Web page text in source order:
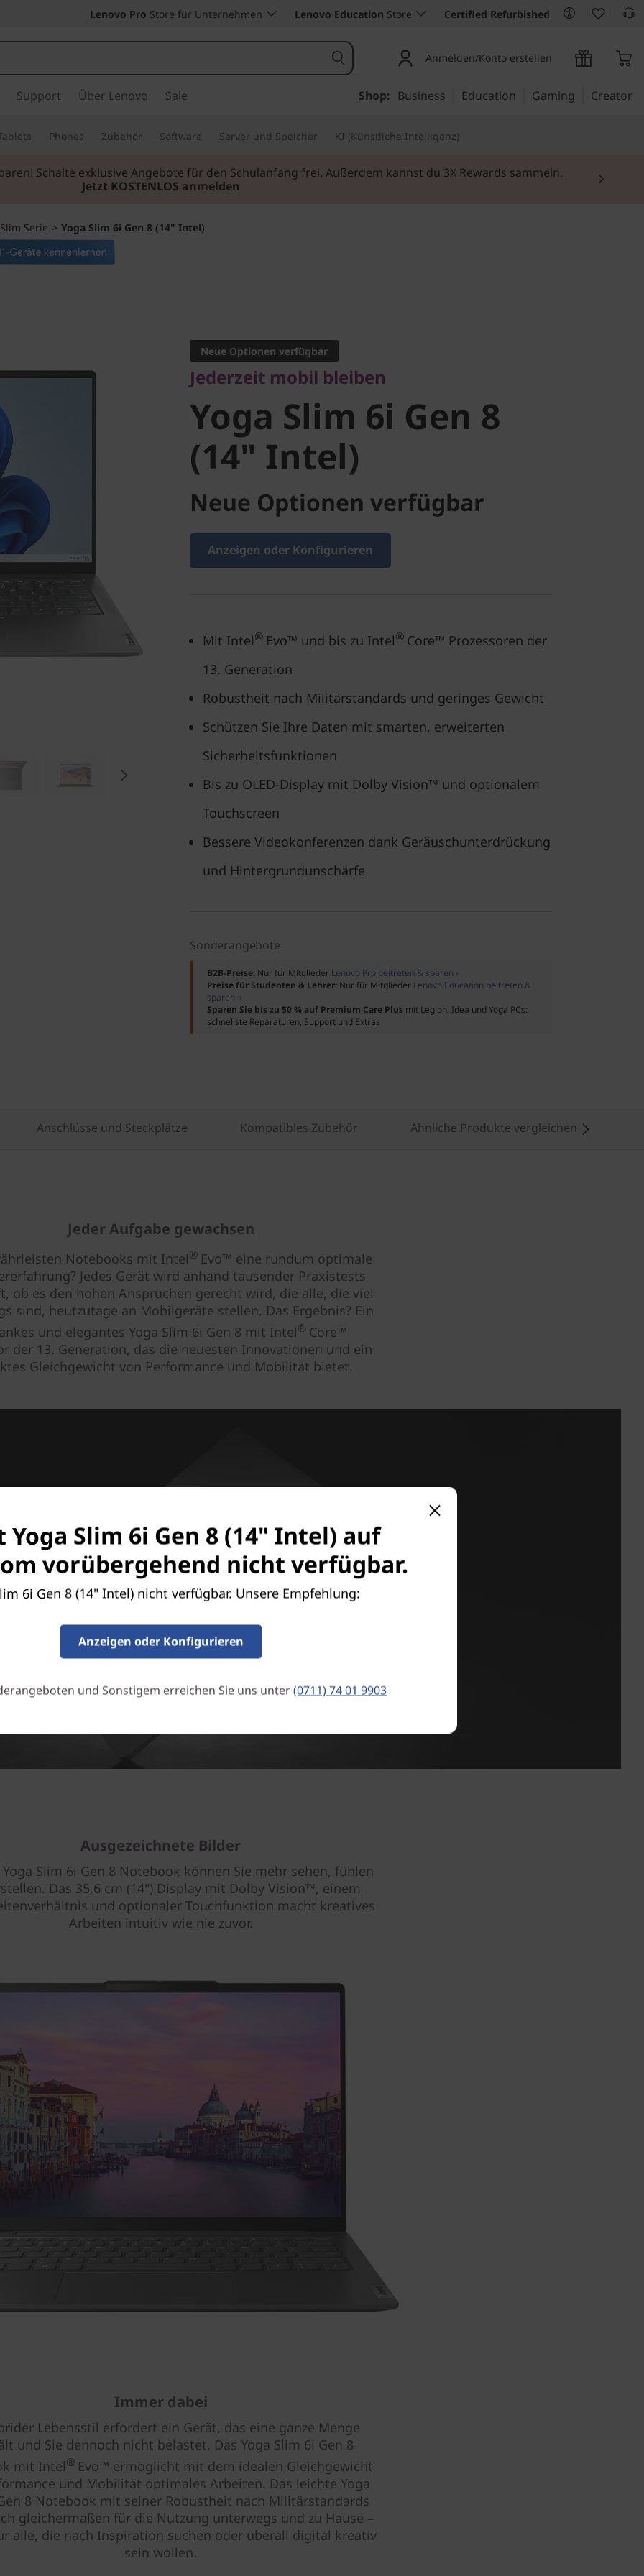
Lenovo Pro Store für Unternehmen Lenovo Education Store Certified Refurbished
Anmelden/Konto erstellen
Support Über Lenovo Sale Shop: Business Education Gaming Creator
Phones Zubehör Software Server und Speicher KI (Künstliche Intelligenz)
Schalte exklusive Angebote für den Schulanfang frei. Außerdem kannst du 3X Rewards sammeln.
Jetzt KOSTENLOS anmelden
Serie > Yoga Slim 6i Gen 8 (14" Intel)
Yoga Slim 6i Gen 8
(14" Intel)
Neue Optionen verfügbar
Jederzeit mobil bleiben
Yoga Slim 6i Gen 8
(14" Intel)
Neue Optionen verfügbar
Anzeigen oder Konfigurieren
Mit Intel® Evo™ und bis zu Intel® Core™ Prozessoren der
13. Generation
Robustheit nach Militärstandards und geringes Gewicht
Schützen Sie Ihre Daten mit smarten, erweiterten
Sicherheitsfunktionen
Bis zu OLED-Display mit Dolby Vision™ und optionalem
Touchscreen
Bessere Videokonferenzen dank Geräuschunterdrückung
und Hintergrundunschärfe
Sonderangebote
B2B-Preise: Nur für Mitglieder Lenovo Pro beitreten & sparen ›
Preise für Studenten & Lehrer: Nur für Mitglieder Lenovo Education beitreten &
sparen ›
Sparen Sie bis zu 50 % auf Premium Care Plus mit Legion, Idea und Yoga PCs:
schnellste Reparaturen, Support und Extras
Anschlüsse und Steckplätze Kompatibles Zubehör Ähnliche Produkte vergleichen
Jeder Aufgabe gewachsen
Notebooks mit Intel® Evo™ eine rundum optimale
Jedes Gerät wird anhand tausender Praxistests
ob es den hohen Ansprüchen gerecht wird, die alle, die viel
sind, heutzutage an Mobilgeräte stellen. Das Ergebnis? Ein
und elegantes Yoga Slim 6i Gen 8 mit Intel® Core™
der 13. Generation, das die neuesten Innovationen und ein
Gleichgewicht von Performance und Mobilität bietet.
Ausgezeichnete Bilder
Slim 6i Gen 8 Notebook können Sie mehr sehen, fühlen
Das 35,6 cm (14") Display mit Dolby Vision™, einem
und optionaler Touchfunktion macht kreatives
Arbeiten intuitiv wie nie zuvor.
Immer dabei
Lebensstil erfordert ein Gerät, das eine ganze Menge
und Sie dennoch nicht belastet. Das Yoga Slim 6i Gen 8
mit Intel® Evo™ ermöglicht mit dem idealen Gleichgewicht
und Mobilität optimales Arbeiten. Das leichte Yoga
8 Notebook mit seiner Robustheit nach Militärstandards
gleichermaßen für die Nutzung unterwegs und zu Hause –
alle, die nach Inspiration suchen oder überall digital kreativ
sein wollen.
Yoga Slim 6i Gen 8 (14" Intel) auf
vorübergehend nicht verfügbar.
6i Gen 8 (14" Intel) nicht verfügbar. Unsere Empfehlung:
Anzeigen oder Konfigurieren
und Sonstigem erreichen Sie uns unter(0711) 74 01 9903